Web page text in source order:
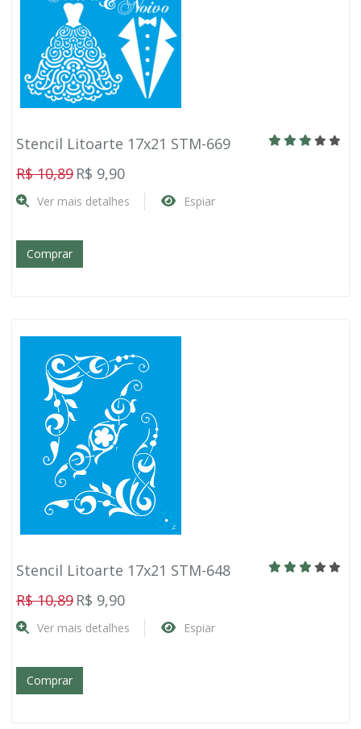
Stencil Litoarte 17x21 STM-669
R$ 10,89 R$ 9,90
Ver mais detalhes Espiar
Comprar
Stencil Litoarte 17x21 STM-648
R$ 10,89 R$ 9,90
Ver mais detalhes Espiar
Comprar